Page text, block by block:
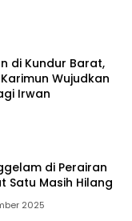
di Kundur Barat,
Wujudkan
Irwan
di Perairan
Satu Masih Hilang
2025